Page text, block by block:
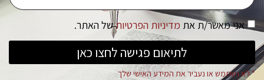
אני מאשר/ת את מדיניות הפרטיותשל האתר.
לתיאום פגישה לחצו כאן
* לא נשתמש או נעביר את המידע האישי שלך